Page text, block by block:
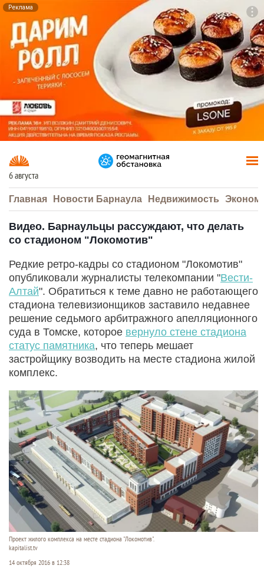
Реклама
6 августа
Главная Новости Барнаула Недвижимость
Видео. Барнаульцы рассуждают, что делать
со стадионом "Локомотив"
Редкие ретро-кадры со стадионом "Локомотив"
опубликовали журналисты телекомпании "Вести-
Алтай". Обратиться к теме давно не работающего
стадиона телевизионщиков заставило недавнее
решение седьмого арбитражного апелляционного
суда в Томске, которое вернуло стене стадиона
статус памятника, что теперь мешает
застройщику возводить на месте стадиона жилой
комплекс.
Проект жилого комплекса на месте стадиона "Локомотив".
kapitalist.tv
14 октября 2016 в 12:38